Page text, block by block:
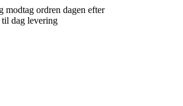
modtag ordren dagen efter
dag levering